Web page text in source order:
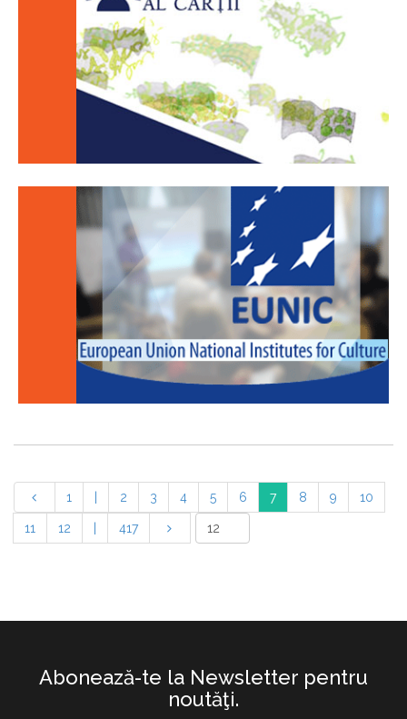
1 2 3 4 5 6 7 8 9 10
11 12 417
Abonează-te la Newsletter pentru
noutăţi.